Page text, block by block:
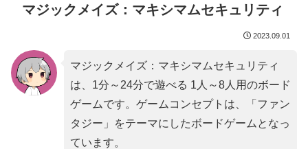
マジックメイズ：マキシマムセキュリティ
2023.09.01
マジックメイズ：マキシマムセキュリティ
は、1分～24分で遊べる 1人～8人用のボード
ゲームです。ゲームコンセプトは、「 ファン
タジー 」をテーマにしたボードゲームとなっ
ています。